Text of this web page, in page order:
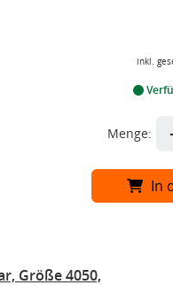
inkl.
Menge:
In
Größe 4050,